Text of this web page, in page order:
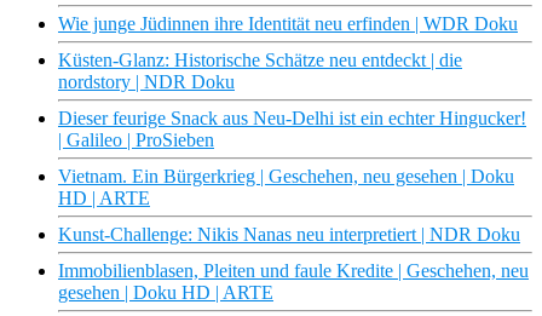
Wie junge Jüdinnen ihre Identität neu erfinden | WDR Doku
Küsten-Glanz: Historische Schätze neu entdeckt | die
nordstory | NDR Doku
Dieser feurige Snack aus Neu-Delhi ist ein echter Hingucker!
| Galileo | ProSieben
Vietnam. Ein Bürgerkrieg | Geschehen, neu gesehen | Doku
HD | ARTE
Kunst-Challenge: Nikis Nanas neu interpretiert | NDR Doku
Immobilienblasen, Pleiten und faule Kredite | Geschehen, neu
gesehen | Doku HD | ARTE